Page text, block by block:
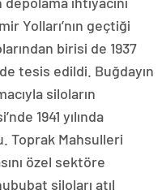
Yolları’nın geçtiği
birisi de 1937
tesis edildi. Buğdayın
siloların
1941 yılında
Toprak Mahsulleri
özel sektöre
siloları atıl